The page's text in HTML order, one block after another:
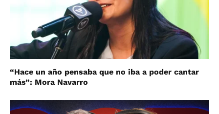
“Hace un año pensaba que no iba a poder cantar
más”: Mora Navarro